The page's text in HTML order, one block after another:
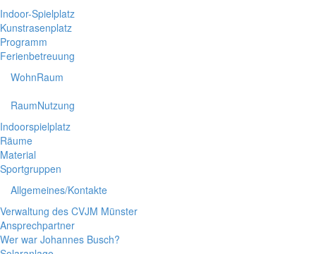
Indoor-Spielplatz
Kunstrasenplatz
Programm
Ferienbetreuung
WohnRaum
RaumNutzung
Indoorspielplatz
Räume
Material
Sportgruppen
Allgemeines/Kontakte
Verwaltung des CVJM Münster
Ansprechpartner
Wer war Johannes Busch?